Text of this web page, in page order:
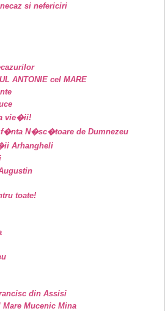
si nefericiri
ANTONIE cel MARE
vie�ii!
N�sc�toare de Dumnezeu
Arhangheli
toate!
din Assisi
Mucenic Mina